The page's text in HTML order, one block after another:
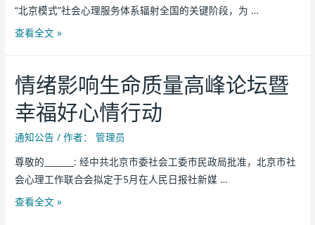
“北京模式”社会心理服务体系辐射全国的关键阶段，为 …
查看全文 »
情绪影响生命质量高峰论坛暨
幸福好心情行动
通知公告 / 作者：
管理员
尊敬的_______: 经中共北京市委社会工委市民政局批准，北京市社
会心理工作联合会拟定于5月在人民日报社新媒 …
查看全文 »